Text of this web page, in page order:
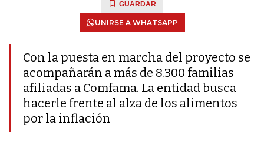
GUARDAR
UNIRSE A WHATSAPP
Con la puesta en marcha del proyecto se
acompañarán a más de 8.300 familias
afiliadas a Comfama. La entidad busca
hacerle frente al alza de los alimentos
por la inflación